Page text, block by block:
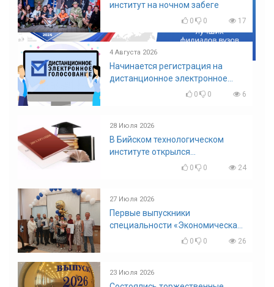
институт на ночном забеге
0 0 17
4 Августа 2026
Начинается регистрация на
дистанционное электронное
голосование на выборы!
0 0 6
28 Июля 2026
В Бийском технологическом
институте открылся
диссертационный совет!
0 0 24
27 Июля 2026
Первые выпускники
специальности «Экономическая
0 0 26
23 Июля 2026